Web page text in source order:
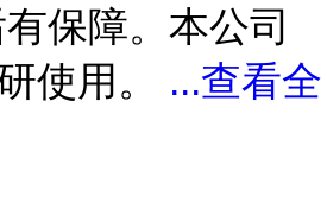
保障。本公司
使用。 ...查看全